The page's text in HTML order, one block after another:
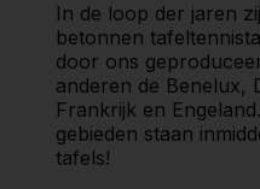
In de loop der jaren
betonnen
door ons
anderen de Benelux,
Frankrijk en
gebieden staan
tafels!